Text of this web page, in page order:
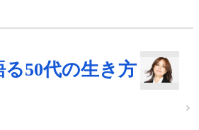
50代の生き方